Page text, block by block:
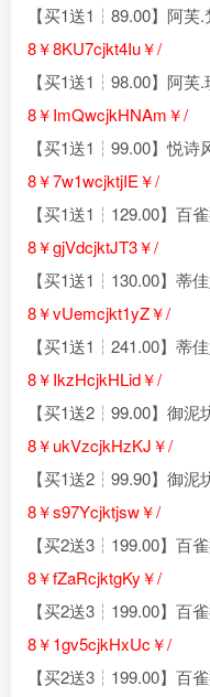
【买1送1┆89.00】阿芙
8￥8KU7cjkt4Iu￥/
【买1送1┆98.00】阿
8￥ImQwcjkHNAm￥/
【买1送1┆99.00】悦
8￥7w1wcjktjIE￥/
【买1送1┆129.00】百
8￥gjVdcjktJT3￥/
【买1送1┆130.00】蒂
8￥vUemcjkt1yZ￥/
【买1送1┆241.00】蒂
8￥IkzHcjkHLid￥/
【买1送2┆99.00】御泥
8￥ukVzcjkHzKJ￥/
【买1送2┆99.90】御泥
8￥s97Ycjktjsw￥/
【买2送3┆199.00】百
8￥fZaRcjktgKy￥/
【买2送3┆199.00】百
8￥1gv5cjkHxUc￥/
【买2送3┆199.00】百